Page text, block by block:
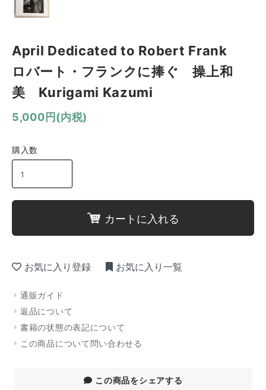
April Dedicated to Robert Frank
ロバート・フランクに捧ぐ 操上和
美 Kurigami Kazumi
5,000円(内税)
購入数
カートに入れる
お気に入り登録 お気に入り一覧
通販ガイド
返品について
書籍の状態の表記について
この商品について問い合わせる
この商品をシェアする